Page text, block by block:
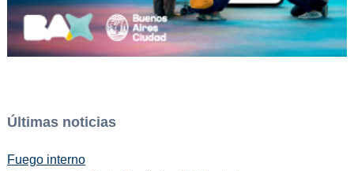
Últimas noticias
Fuego interno